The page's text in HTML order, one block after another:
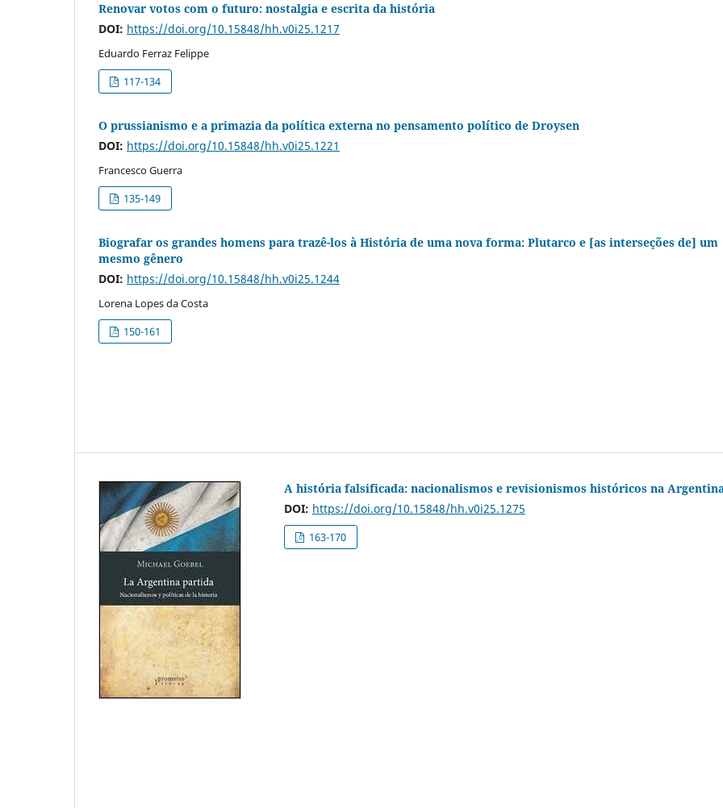
Renovar votos com o futuro: nostalgia e escrita da história
DOI: https://doi.org/10.15848/hh.v0i25.1217
Eduardo Ferraz Felippe
117-134
O prussianismo e a primazia da política externa no pensamento político de Droysen
DOI: https://doi.org/10.15848/hh.v0i25.1221
Francesco Guerra
135-149
Biografar os grandes homens para trazê-los à História de uma nova forma: Plutarco e [as interseções de] um
mesmo gênero
DOI: https://doi.org/10.15848/hh.v0i25.1244
Lorena Lopes da Costa
150-161
A história falsificada: nacionalismos e revisionismos históricos na
DOI: https://doi.org/10.15848/hh.v0i25.1275
163-170